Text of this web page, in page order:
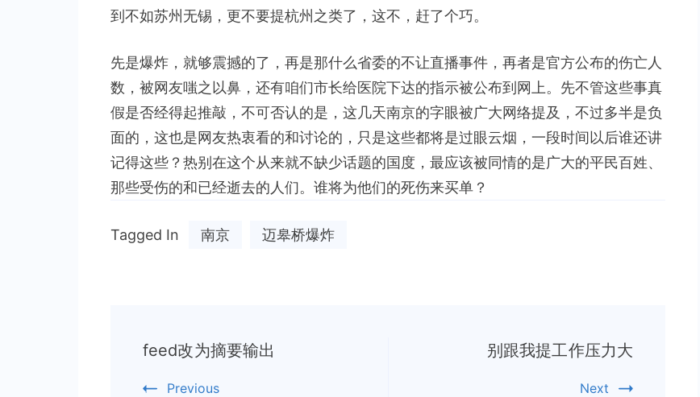
一
到不如苏州无锡，更不要提杭州之类了，这不，赶了个巧。
先是爆炸，就够震撼的了，再是那什么省委的不让直播事件，再者是官方公布的伤亡人
数，被网友嗤之以鼻，还有咱们市长给医院下达的指示被公布到网上。先不管这些事真
假是否经得起推敲，不可否认的是，这几天南京的字眼被广大网络提及，不过多半是负
面的，这也是网友热衷看的和讨论的，只是这些都将是过眼云烟，一段时间以后谁还讲
记得这些？热别在这个从来就不缺少话题的国度，最应该被同情的是广大的平民百姓、
那些受伤的和已经逝去的人们。谁将为他们的死伤来买单？
Tagged In 南京 迈皋桥爆炸
Navigation
feed改为摘要输出
Previous
别跟我提工作压力大
Next